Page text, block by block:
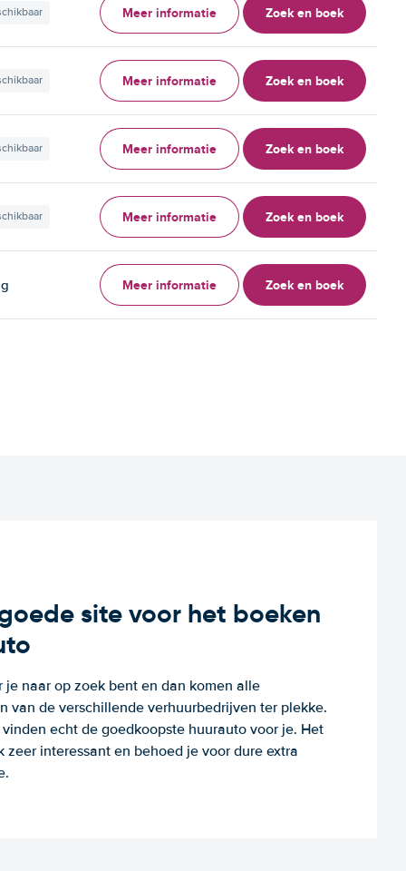
Meer informatie Zoek en boek
Meer informatie Zoek en boek
Meer informatie Zoek en boek
Meer informatie Zoek en boek
Meer informatie Zoek en boek
site voor het boeken
naar op zoek bent en dan komen alle
van de verschillende verhuurbedrijven ter plekke.
echt de goedkoopste huurauto voor je. Het
zeer interessant en behoed je voor dure extra